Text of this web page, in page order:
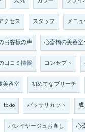
クセス スタッフ メニ
お客様の声 心斎橋の美容室
口コミ情報 コンセプト
美容室 初めてなブリーチ
tokio バッサリカット
バレイヤージュお直し 心